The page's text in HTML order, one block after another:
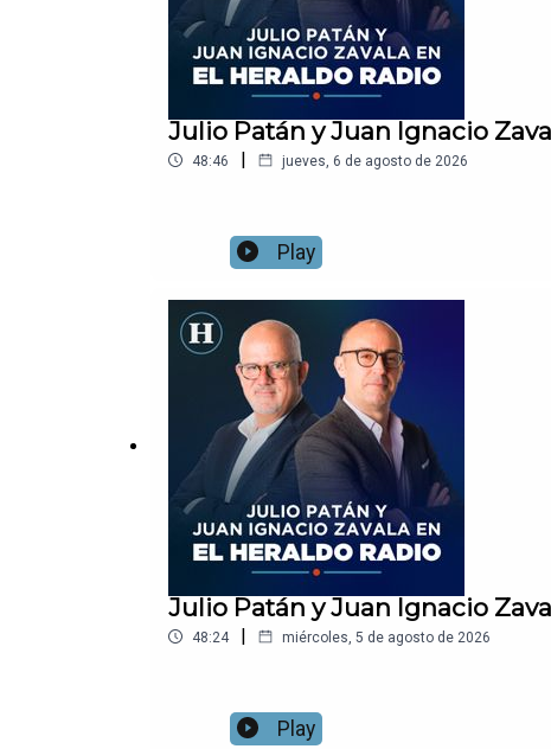
Julio Patán y Juan Ignacio
48:46 | jueves, 6 de agosto de 2026
Play
Julio Patán y Juan Ignacio
48:24 | miércoles, 5 de agosto de 2026
Play